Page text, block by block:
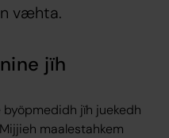
væhta.
jïh
jïh juekedh
maalestahkem